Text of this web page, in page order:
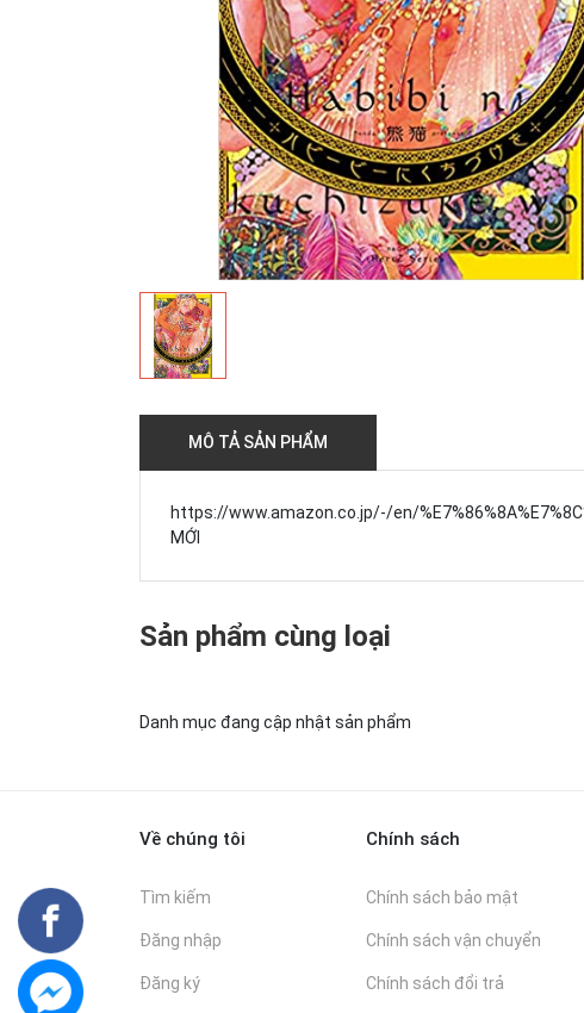
MÔ TẢ SẢN PHẨM
https://www.amazon.co.jp/-/en/
MỚI
Sản phẩm cùng loại
Danh mục đang cập nhật sản phẩm
Về chúng tôi
Tìm kiếm
Đăng nhập
Đăng ký
Chính sách
Chính sách bảo mật
Chính sách vận chuyển
Chính sách đổi trả